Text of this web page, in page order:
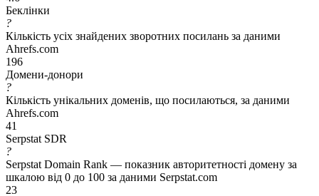
Беклінки
?
Кількість усіх знайдених зворотних посилань за даними
Ahrefs.com
196
Домени-донори
?
Кількість унікальних доменів, що посилаються, за даними
Ahrefs.com
41
Serpstat SDR
?
Serpstat Domain Rank — показник авторитетності домену за
шкалою від 0 до 100 за даними Serpstat.com
23